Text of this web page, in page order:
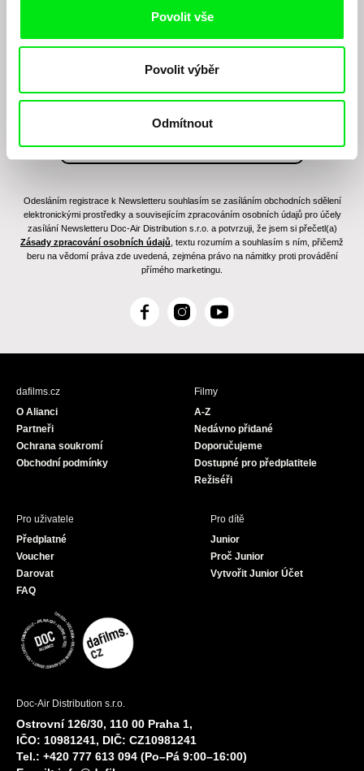
Povolit vše
Povolit výběr
Odmítnout
Chcete být pravidelně informováni o našem
filmovém programu?
Odesláním registrace k Newsletteru souhlasím se zasíláním obchodních sdělení
elektronickými prostředky a souvisejícím zpracováním osobních údajů pro účely
zasílání Newsletteru Doc-Air Distribution s.r.o. a potvrzuji, že jsem si přečetl(a)
Zásady zpracování osobních údajů , textu rozumím a souhlasím s ním, přičemž
beru na vědomí práva zde uvedená, zejména právo na námitky proti provádění
přímého marketingu.
F
c
I
s
Y
u
dafilms.cz
O Alianci
Partneři
Ochrana soukromí
Obchodní podmínky
Filmy
A-Z
Nedávno přidané
Doporučujeme
Dostupné pro předplatitele
Režiséři
Pro uživatele
Předplatné
Voucher
Darovat
FAQ
Pro dítě
Junior
Proč Junior
Vytvořit Junior Účet
Doc-Air Distribution s.r.o.
Ostrovní 126/30, 110 00 Praha 1,
IČO: 10981241, DIČ: CZ10981241
Tel.: +420 777 613 094 (Po–Pá 9:00–16:00)